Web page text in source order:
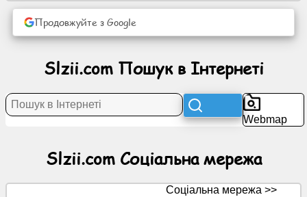
іконкиПродовжуйте з Google
Slzii.com Пошук в Інтернеті
Webmap
Slzii.com Соціальна мережа
Соціальна мережа >>